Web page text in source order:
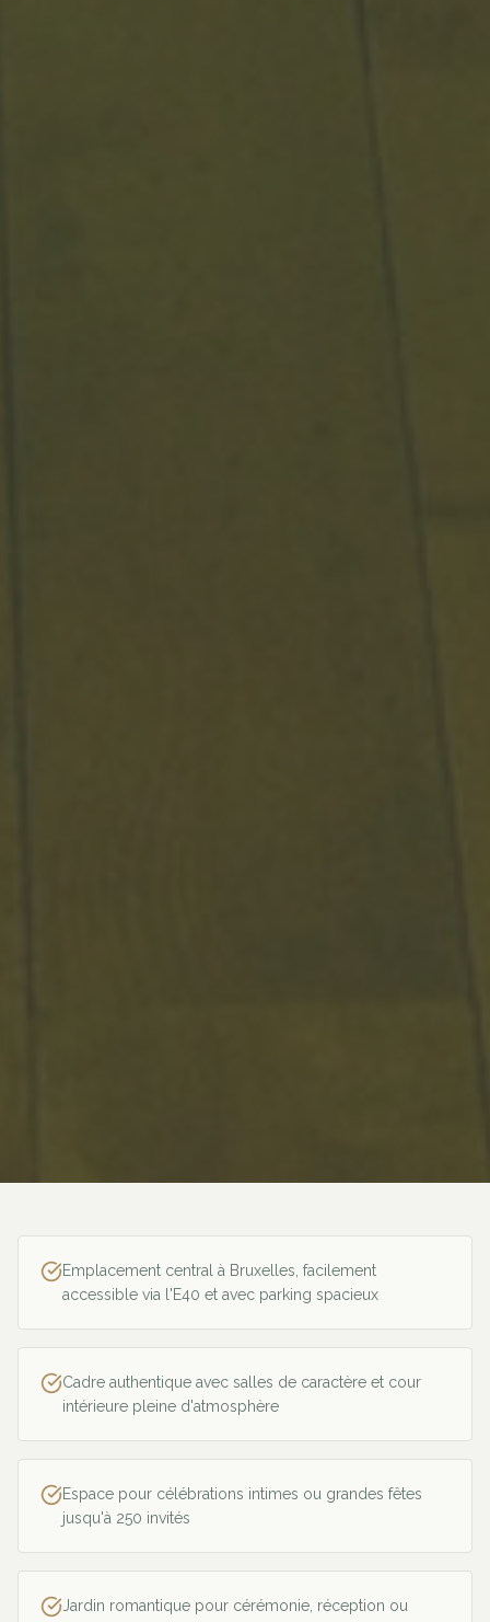
Emplacement central à Bruxelles, facilement
accessible via l'E40 et avec parking spacieux
Cadre authentique avec salles de caractère et cour
intérieure pleine d'atmosphère
Espace pour célébrations intimes ou grandes fêtes
jusqu'à 250 invités
Jardin romantique pour cérémonie, réception ou